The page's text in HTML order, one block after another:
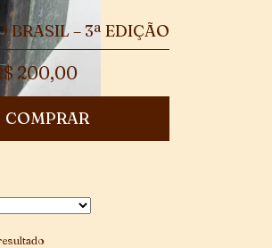
BRASIL – 3ª EDIÇÃO
200,00
COMPRAR